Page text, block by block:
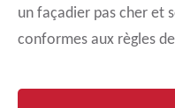
un façadier pas cher et
conformes aux règles